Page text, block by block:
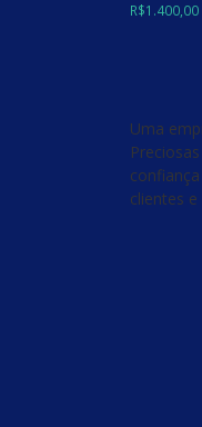
R$1.400,00
Uma
clientes